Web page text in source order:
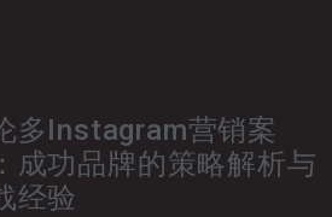
多Instagram营销案
成功品牌的策略解析与
经验